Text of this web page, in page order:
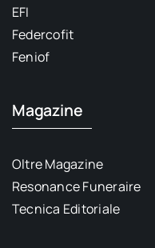
EFI
Federcofit
Feniof
Magazine
Oltre Magazine
Resonance Funeraire
Tecnica Editoriale